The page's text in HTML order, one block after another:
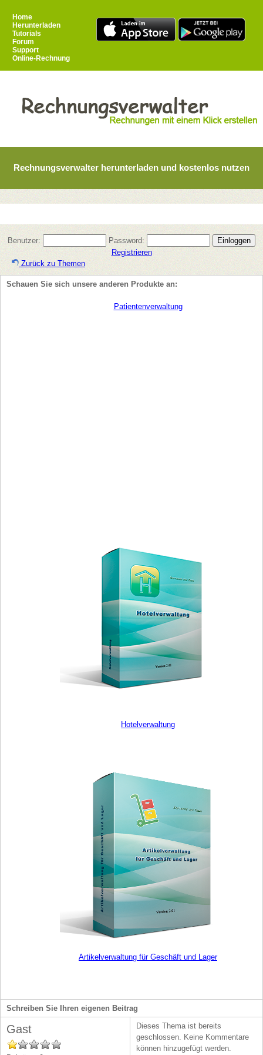
Home
Herunterladen
Tutorials
Forum
Support
Online-Rechnung
Rechnungsverwalter herunterladen und kostenlos nutzen
Benutzer:
Password:
Registrieren
Zurück zu Themen
Schauen Sie sich unsere anderen Produkte an:
Hotelverwaltung
Artikelverwaltung für Geschäft und Lager
Schreiben Sie Ihren eigenen Beitrag
Gast
Dieses Thema ist bereits
geschlossen. Keine Kommentare
können hinzugefügt werden.